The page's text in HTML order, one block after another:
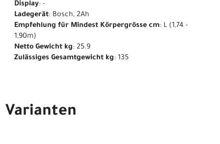
Display: -
Ladegerät: Bosch, 2Ah
Empfehlung für Mindest Körpergrösse cm: L (1,74 -
1,90m)
Netto Gewicht kg: 25.9
Zulässiges Gesamtgewicht kg: 135
Varianten